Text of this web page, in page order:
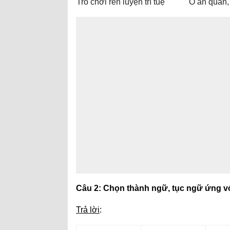
Trò chơi rèn luyện trí tuệ
Ô ăn
Câu 2: Chọn thành ngữ, tục ngữ ứng
Trả lời: